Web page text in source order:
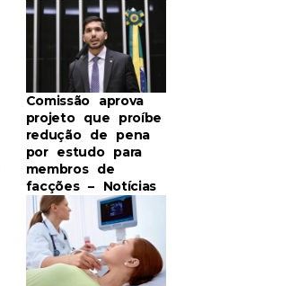
Comissão aprova
projeto que proíbe
redução de pena
por estudo para
membros de
facções – Notícias